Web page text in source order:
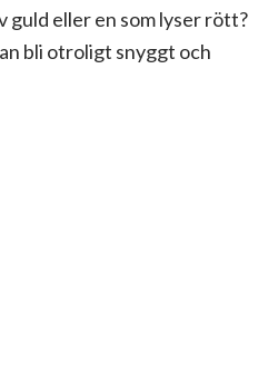
guld eller en som lyser rött?
bli otroligt snyggt och